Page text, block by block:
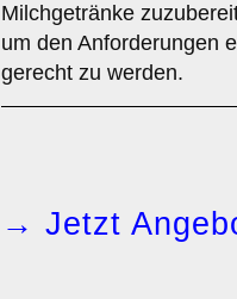
Milchgetränke
um den Anforderungen
gerecht zu werden.
→ Jetzt